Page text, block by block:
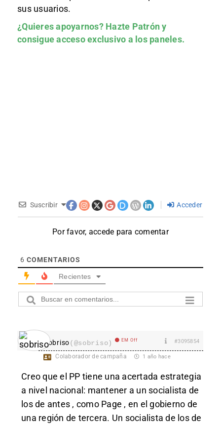
sus usuarios.
¿Quieres apoyarnos? Hazte Patróny
consigue acceso exclusivo a los paneles.
Suscribir Acceder
Por favor, accede para comentar
6 COMENTARIOS
Recientes
sobriso(@sobriso) EM Off #3095854
Colaborador de campaña 1 año hace
Creo que el PP tiene una acertada estrategia
a nivel nacional: mantener a un socialista de
los de antes , como Page , en el gobierno de
una región de tercera. Un socialista de los de